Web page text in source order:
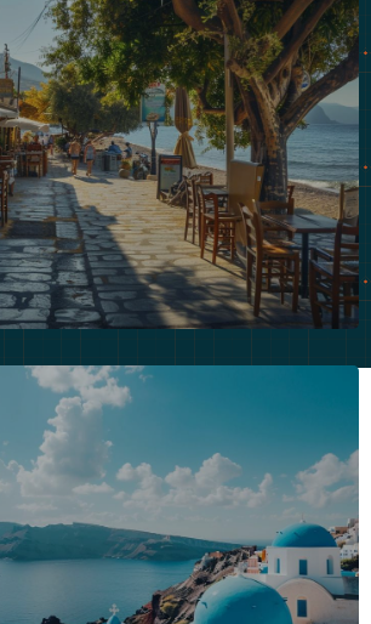
en octobre : climat, prix des
activites
un voyage en Crète en octobre peut être
idée...
SUITE
la Grece en septembre : le
est un mois idéal pour visiter la Grèce. Les